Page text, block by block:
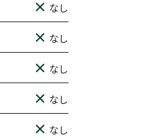
なし
なし
なし
なし
なし